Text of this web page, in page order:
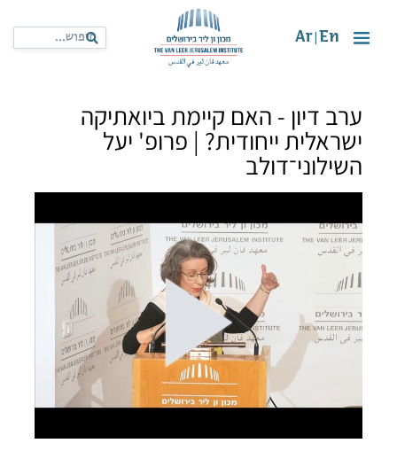
En
Ar
ערב דיון - האם קיימת ביואתיקה
ישראלית ייחודית? | פרופ' יעל
השילוני־דולב